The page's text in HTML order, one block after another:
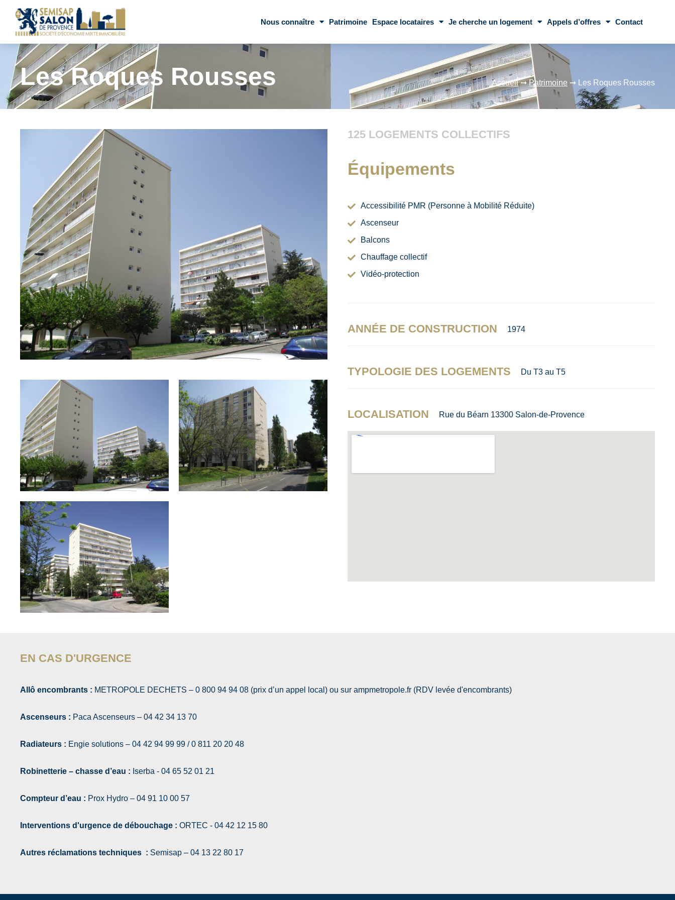
Nous connaître Patrimoine Espace locataires Je cherche un logement Appels d’offres Contact
Les Roques Rousses Accueil➞Patrimoine ➞ Les Roques Rousses
125 LOGEMENTS COLLECTIFS
Équipements
Accessibilité PMR (Personne à Mobilité Réduite)
Ascenseur
Balcons
Chauffage collectif
Vidéo-protection
ANNÉE DE CONSTRUCTION 1974
TYPOLOGIE DES LOGEMENTS Du T3 au T5
LOCALISATION Rue du Béarn 13300 Salon-de-Provence
EN CAS D'URGENCE
Allô encombrants : METROPOLE DECHETS – 0 800 94 94 08 (prix d’un appel local) ou sur ampmetropole.fr (RDV levée d'encombrants)
Ascenseurs : Paca Ascenseurs – 04 42 34 13 70
Radiateurs : Engie solutions – 04 42 94 99 99 / 0 811 20 20 48
Robinetterie – chasse d’eau : Iserba - 04 65 52 01 21
Compteur d’eau : Prox Hydro – 04 91 10 00 57
Interventions d'urgence de débouchage : ORTEC - 04 42 12 15 80
Autres réclamations techniques : Semisap – 04 13 22 80 17